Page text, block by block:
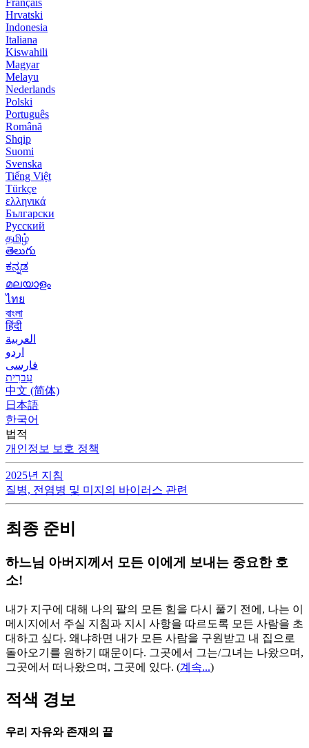
Hrvatski
Indonesia
Italiana
Kiswahili
Magyar
Melayu
Nederlands
Polski
Português
Română
Shqip
Suomi
Svenska
Tiếng Việt
Türkçe
ελληνικά
Български
Русский
தமிழ்
తెలుగు
ಕನ್ನಡ
മലയാളം
ไทย
বাংলা
हिंदी
العربية
اردو
فارسی
עִברִית
中文 (简体)
日本語
한국어
법적
개인정보 보호 정책
2025년 지침
질병, 전염병 및 미지의 바이러스 관련
최종 준비
하느님 아버지께서 모든 이에게 보내는 중요한 호
소!
내가 지구에 대해 나의 팔의 모든 힘을 다시 풀기 전에, 나는 이
메시지에서 주실 지침과 지시 사항을 따르도록 모든 사람을 초
대하고 싶다. 왜냐하면 내가 모든 사람을 구원받고 내 집으로
돌아오기를 원하기 때문이다. 그곳에서 그는/그녀는 나왔으며,
그곳에서 떠나왔으며, 그곳에 있다. (계속...)
적색 경보
우리 자유와 존재의 끝